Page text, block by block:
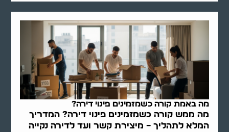
מה באמת קורה כשמזמינים פינוי דירה?
מה ממש קורה כשמזמינים פינוי דירה? המדריך
המלא לתהליך – מיצירת קשר ועד לדירה נקייה